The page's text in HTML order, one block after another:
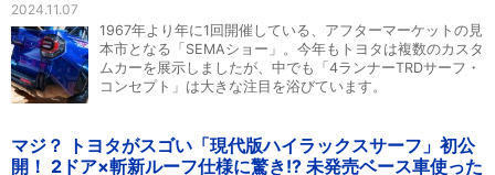
2024.11.07
1967年より年に1回開催している、アフターマーケットの見
本市となる「SEMAショー」。今年もトヨタは複数のカスタ
ムカーを展示しましたが、中でも「4ランナーTRDサーフ・
コンセプト」は大きな注目を浴びています。
マジ？ トヨタがスゴい「現代版ハイラックスサーフ」初公
開！ 2ドア×斬新ルーフ仕様に驚き!? 未発売ベース車使った